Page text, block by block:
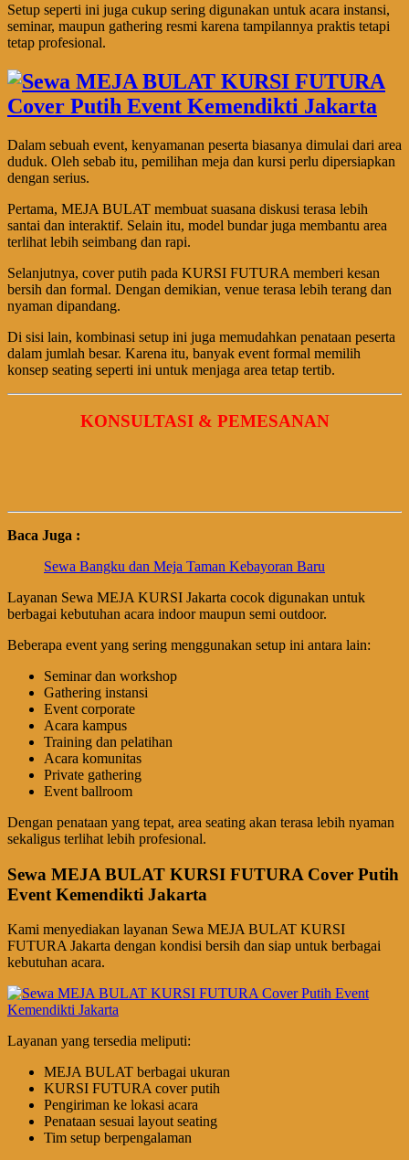
Setup seperti ini juga cukup sering digunakan untuk acara instansi,
seminar, maupun gathering resmi karena tampilannya praktis tetapi
tetap profesional.
Dalam sebuah event, kenyamanan peserta biasanya dimulai dari area
duduk. Oleh sebab itu, pemilihan meja dan kursi perlu dipersiapkan
dengan serius.
Pertama, MEJA BULAT membuat suasana diskusi terasa lebih
santai dan interaktif. Selain itu, model bundar juga membantu area
terlihat lebih seimbang dan rapi.
Selanjutnya, cover putih pada KURSI FUTURA memberi kesan
bersih dan formal. Dengan demikian, venue terasa lebih terang dan
nyaman dipandang.
Di sisi lain, kombinasi setup ini juga memudahkan penataan peserta
dalam jumlah besar. Karena itu, banyak event formal memilih
konsep seating seperti ini untuk menjaga area tetap tertib.
KONSULTASI & PEMESANAN
Baca Juga :
Sewa Bangku dan Meja Taman Kebayoran Baru
Layanan Sewa MEJA KURSI Jakarta cocok digunakan untuk
berbagai kebutuhan acara indoor maupun semi outdoor.
Beberapa event yang sering menggunakan setup ini antara lain:
Seminar dan workshop
Gathering instansi
Event corporate
Acara kampus
Training dan pelatihan
Acara komunitas
Private gathering
Event ballroom
Dengan penataan yang tepat, area seating akan terasa lebih nyaman
sekaligus terlihat lebih profesional.
Sewa MEJA BULAT KURSI FUTURA Cover Putih
Event Kemendikti Jakarta
Kami menyediakan layanan Sewa MEJA BULAT KURSI
FUTURA Jakarta dengan kondisi bersih dan siap untuk berbagai
kebutuhan acara.
Layanan yang tersedia meliputi:
MEJA BULAT berbagai ukuran
KURSI FUTURA cover putih
Pengiriman ke lokasi acara
Penataan sesuai layout seating
Tim setup berpengalaman